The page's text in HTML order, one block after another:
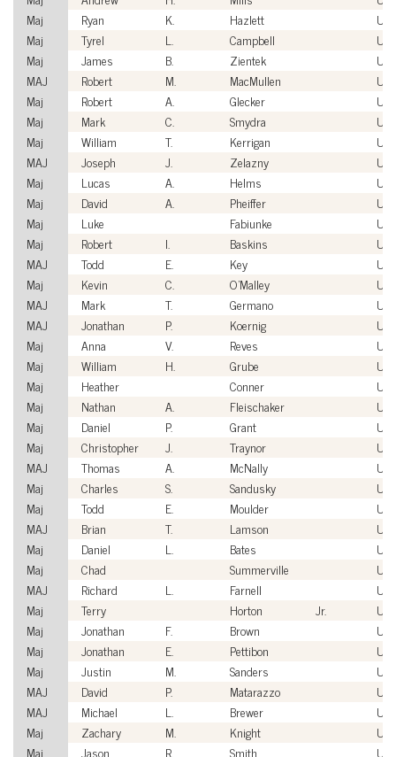
Maj
Ryan K. Hazlett
Maj
Tyrel L. Campbell
Maj
James B. Zientek
MAJ
Robert M. MacMullen
USA
Maj
Robert A. Glecker
USA
Maj
Mark C. Smydra
Maj
William T. Kerrigan
MAJ
Joseph J. Zelazny
USA
Maj
Lucas A. Helms
Maj
David A. Pheiffer
Maj
Luke Fabiunke
Maj
Robert I. Baskins
MAJ
Todd E. Key
USA
Maj
Kevin C. O'Malley
MAJ
Mark T. Germano
USA
MAJ
Jonathan P. Koernig
USA
Maj
Anna V. Reves
Maj
William H. Grube
Maj
Heather Conner
Maj
Nathan A. Fleischaker
Maj
Daniel P. Grant
Maj
Christopher J. Traynor
MAJ
Thomas A. McNally
USA
Maj
Charles S. Sandusky
Maj
Todd E. Moulder
MAJ
Brian T. Lamson
USA
Maj
Daniel L. Bates
Maj
Chad Summerville
MAJ
Richard L. Farnell
USA
Maj
Terry Horton Jr.
Maj
Jonathan F. Brown
Maj
Jonathan E. Pettibon
Maj
Justin M. Sanders
MAJ
David P. Matarazzo
USA
MAJ
Michael L. Brewer
USA
Maj
Zachary M. Knight
Maj
Jason R. Smith